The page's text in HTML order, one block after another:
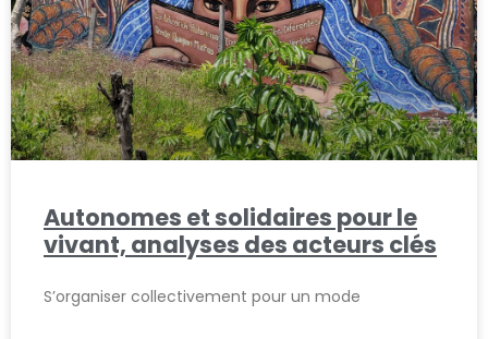
Autonomes et solidaires pour le
vivant, analyses des acteurs clés
S’organiser collectivement pour un mode